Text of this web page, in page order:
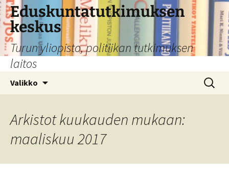
Siirry
sisältöön
Eduskuntatutkimuksen
keskus
Turun yliopisto, politiikan tutkimuksen
laitos
Valikko Haku:
Arkistot kuukauden mukaan:
maaliskuu 2017